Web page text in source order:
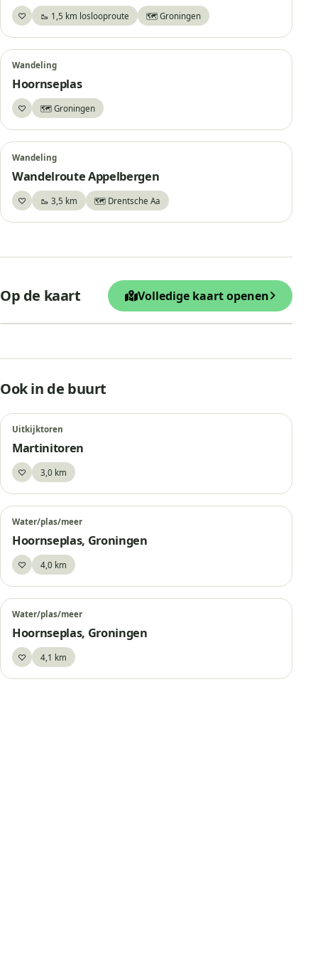
♡Bewaar🥾 1,5 km loslooproute 🗺️ Groningen
Wandeling
Hoornseplas
♡Bewaar🗺️ Groningen
Wandeling
Wandelroute Appelbergen
♡Bewaar🥾 3,5 km 🗺️ Drentsche Aa
Op de kaart Volledige kaart openen
Stadsmarkering S09 Architektron
−
Ook in de buurt
Uitkijktoren
Martinitoren
♡Bewaar3,0 km
Water/plas/meer
Hoornseplas, Groningen
♡Bewaar4,0 km
Water/plas/meer
Hoornseplas, Groningen
♡Bewaar4,1 km